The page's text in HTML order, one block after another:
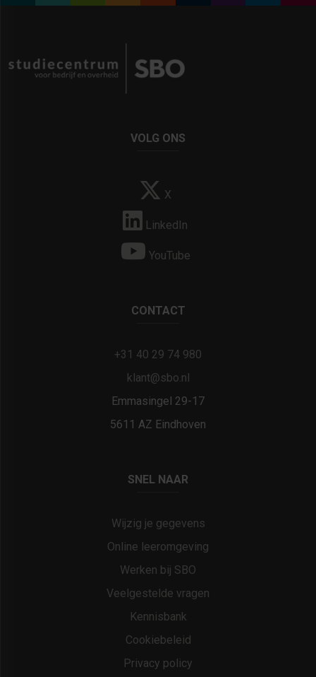
VOLG ONS
X
LinkedIn
YouTube
CONTACT
+31 40 29 74 980
klant@sbo.nl
Emmasingel 29-17
5611 AZ Eindhoven
SNEL NAAR
Wijzig je gegevens
Online leeromgeving
Werken bij SBO
Veelgestelde vragen
Kennisbank
Cookiebeleid
Privacy policy